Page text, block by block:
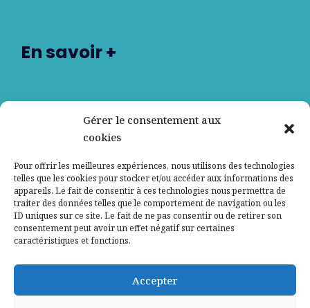
Gérer le consentement aux
cookies
Pour offrir les meilleures expériences, nous utilisons des technologies
telles que les cookies pour stocker et/ou accéder aux informations des
appareils. Le fait de consentir à ces technologies nous permettra de
traiter des données telles que le comportement de navigation ou les
ID uniques sur ce site. Le fait de ne pas consentir ou de retirer son
consentement peut avoir un effet négatif sur certaines
caractéristiques et fonctions.
Accepter
En savoir +
Contactez-nous
Mentions légales